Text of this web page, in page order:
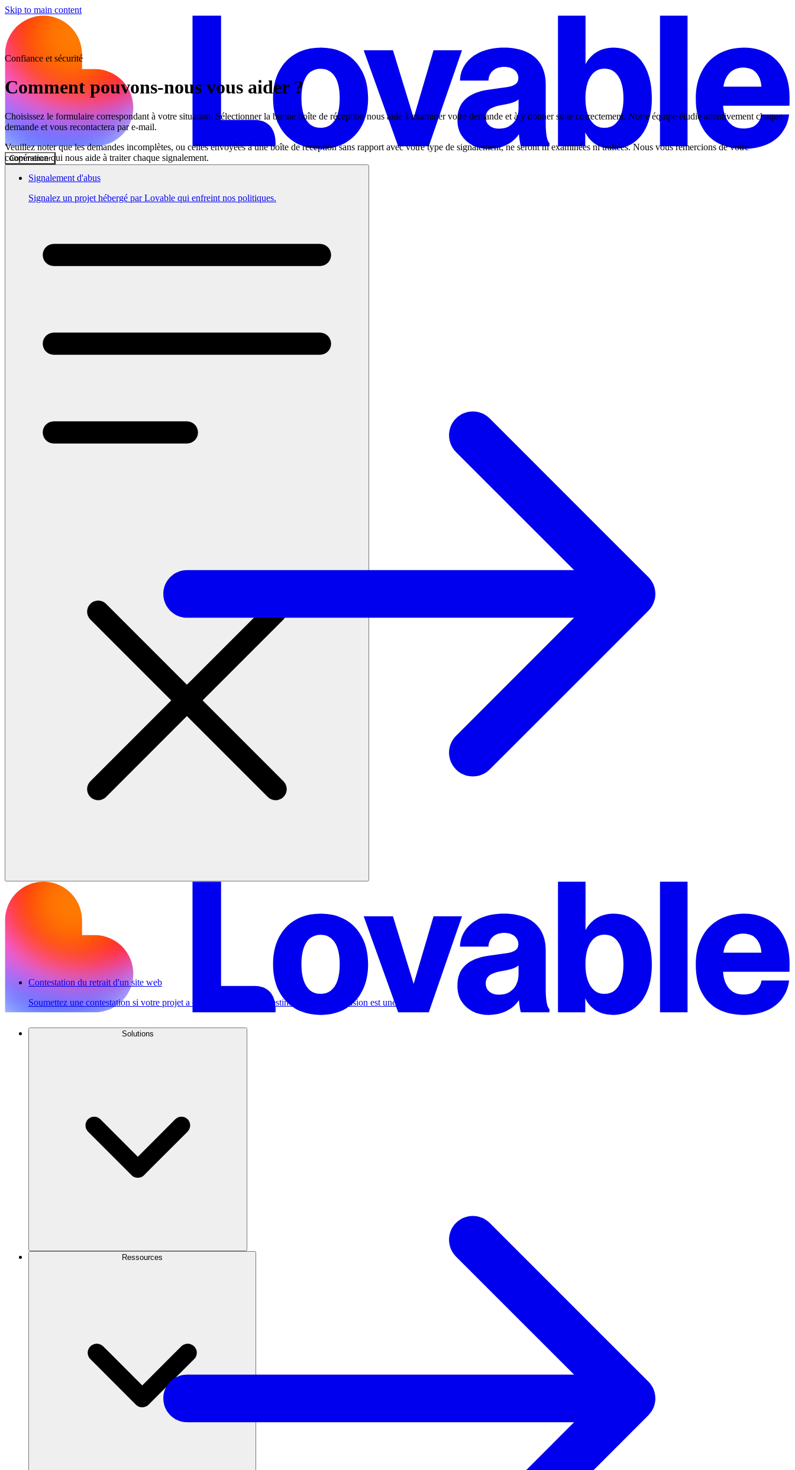
Skip to main content
Commencer
Solutions
Ressources
Confiance et sécurité
Comment pouvons-nous vous aider ?
Choisissez le formulaire correspondant à votre situation. Sélectionner la bonne boîte de réception nous aide à examiner votre demande et à y donner suite correctement. Notre équipe étudie attentivement chaque
demande et vous recontactera par e-mail.
Veuillez noter que les demandes incomplètes, ou celles envoyées à une boîte de réception sans rapport avec votre type de signalement, ne seront ni examinées ni traitées. Nous vous remercions de votre
coopération qui nous aide à traiter chaque signalement.
Signalement d'abus
Signalez un projet hébergé par Lovable qui enfreint nos politiques.
Contestation du retrait d'un site web
Soumettez une contestation si votre projet a été retiré et que vous estimez que cette décision est une erreur.